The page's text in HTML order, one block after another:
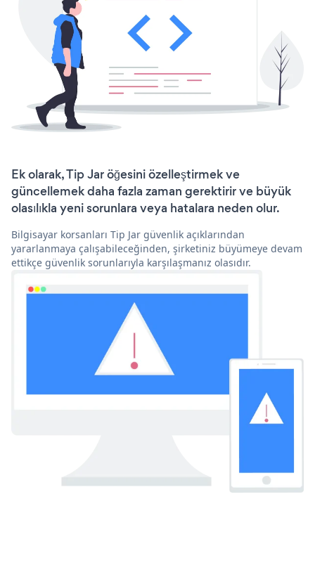
Ek olarak, Tip Jar öğesini özelleştirmek ve
güncellemek daha fazla zaman gerektirir ve büyük
olasılıkla yeni sorunlara veya hatalara neden olur.
Bilgisayar korsanları Tip Jar güvenlik açıklarından
yararlanmaya çalışabileceğinden, şirketiniz büyümeye devam
ettikçe güvenlik sorunlarıyla karşılaşmanız olasıdır.